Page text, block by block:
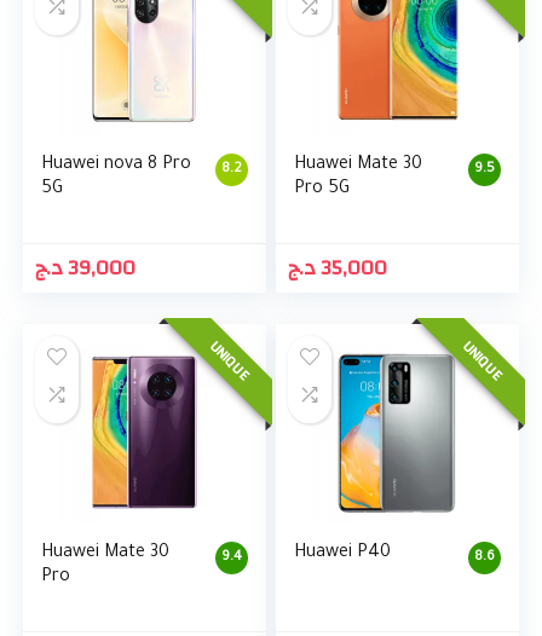
8.2
Huawei nova 8 Pro
5G
39,000د.ج
9.5
Huawei Mate 30
Pro 5G
35,000د.ج
UNIQUE
9.4
Huawei Mate 30
Pro
UNIQUE
8.6
Huawei P40